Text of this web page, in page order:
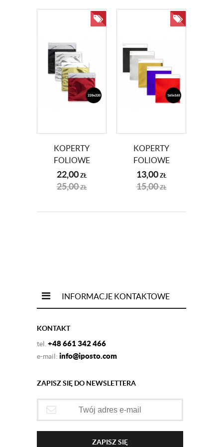
KOPERTY
FOLIOWE
220X220MM
METALICZNE 10
22,00 ZŁ
25,00ZŁ
KOPERTY
FOLIOWE
165X165MM
MATOWE 10
13,00 ZŁ
15,00ZŁ
INFORMACJE KONTAKTOWE
KONTAKT
tel. +48 661 342 466
e-mail: info@iposto.com
ZAPISZ SIĘ DO NEWSLETTERA
ZAPISZ SIĘ